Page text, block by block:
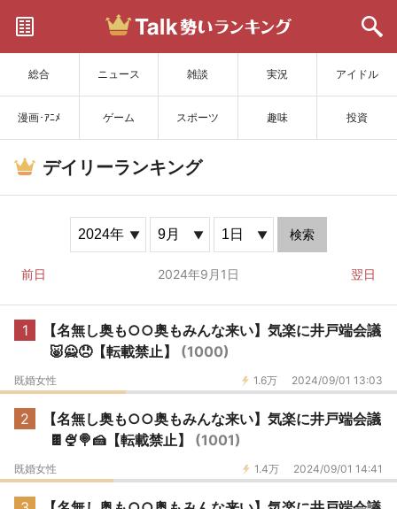
総合 ニュース 雑談 実況 アイドル
漫画･ｱﾆﾒ ゲーム スポーツ 趣味 投資
サイトを更新
デイリーランキング
検索
前日 2024年9月1日 翌日
1
【名無し奥も○○奥もみんな来い】気楽に井戸端会議
🐷🙅😞【転載禁止】 (1000)
1.6万 2024/09/01 13:03
既婚女性
2
【名無し奥も○○奥もみんな来い】気楽に井戸端会議
🍫🍨🍭🍰【転載禁止】 (1001)
1.4万 2024/09/01 14:41
既婚女性